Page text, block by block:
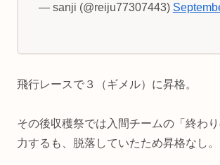
— sanji (@reiju77307443)
飛行レースで３（ギメル）に昇格。
その後収穫祭では入間チームの「終わ
力するも、脱落していたため昇格なし。